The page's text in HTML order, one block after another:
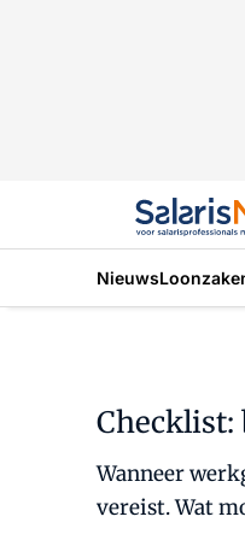
Nieuws
Wanneer
vereist. Wat